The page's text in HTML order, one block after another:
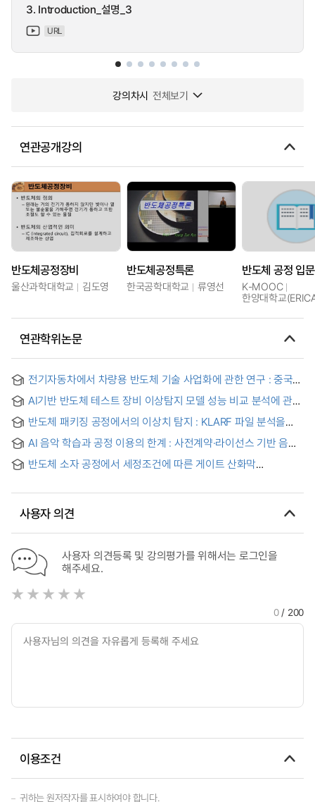
3. Introduction_설명_3
URL
강의차시 전체보기
연관공개강의
반도체공정장비
울산과학대학교 김도영
반도체공정특론
한국공학대학교 류영선
반도체 공정 입문
K-MOOC
한양대학교
연관학위논문
전기자동차에서 차량용 반도체 기술 사업화에 관한 연구 : 중국
automotive semiconductor technology in electric vehicles :
Focusing on the Chinese market
AI기반 반도체 테스트 장비 이상탐지 모델 성능 비교 분석에 관한
of AI-based Anomaly Detection Models Using
Semiconductor Test Equipment Sensors
반도체 패키징 공정에서의 이상치 탐지 : KLARF 파일 분석을
Packaging Anomaly Detection: Continuous Defect Pattern
Recognition Through KLARF File Analysis
AI 음악 학습과 공정 이용의 한계 : 사전계약·라이선스 기반 음악
Training : A Normative Proposal for a Pre-Contract and
반도체 소자 공정에서 세정조건에 따른 게이트 산화막
사용자 의견
사용자 의견등록 및 강의평가를 위해서는 로그인을
해주세요.
0/ 200
이용조건
귀하는 원저작자를 표시하여야 합니다.